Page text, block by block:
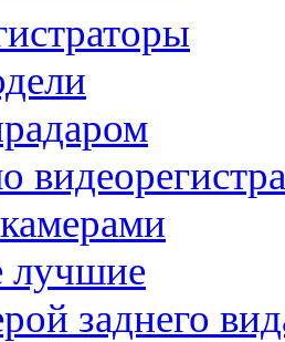
лучшие
заднего